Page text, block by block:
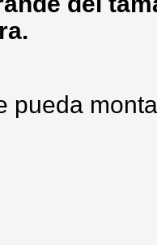
pueda